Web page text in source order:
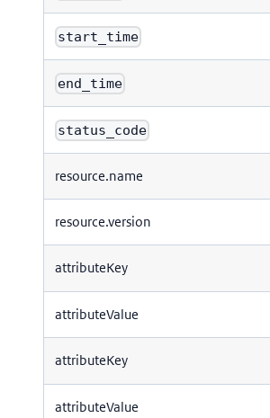
start_time
end_time
status_code
resource.name
resource.version
attributeKey
attributeValue
attributeKey
attributeValue